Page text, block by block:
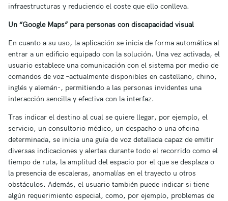
infraestructuras y reduciendo el coste que ello conlleva.
Un “Google Maps” para personas con discapacidad visual
En cuanto a su uso, la aplicación se inicia de forma automática al
entrar a un edificio equipado con la solución. Una vez activada, el
usuario establece una comunicación con el sistema por medio de
comandos de voz –actualmente disponibles en castellano, chino,
inglés y alemán-, permitiendo a las personas invidentes una
interacción sencilla y efectiva con la interfaz.
Tras indicar el destino al cual se quiere llegar, por ejemplo, el
servicio, un consultorio médico, un despacho o una oficina
determinada, se inicia una guía de voz detallada capaz de emitir
diversas indicaciones y alertas durante todo el recorrido como el
tiempo de ruta, la amplitud del espacio por el que se desplaza o
la presencia de escaleras, anomalías en el trayecto u otros
obstáculos. Además, el usuario también puede indicar si tiene
algún requerimiento especial, como, por ejemplo, problemas de